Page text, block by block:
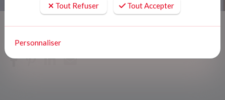
Tout Refuser Tout Accepter
Personnaliser